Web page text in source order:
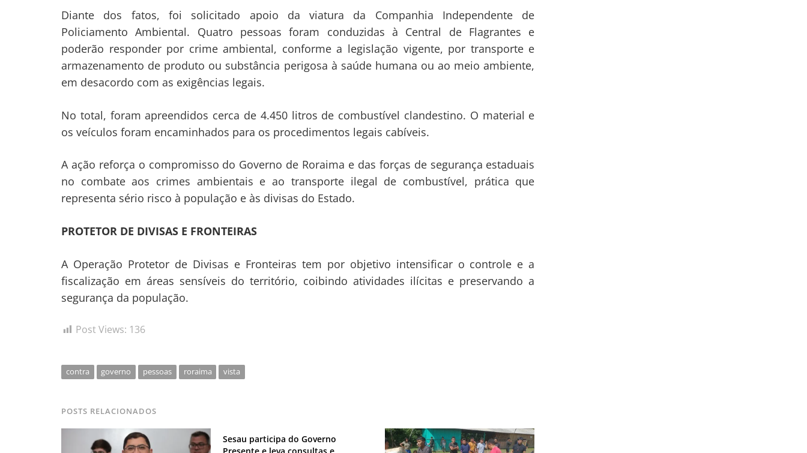
Diante dos fatos, foi solicitado apoio da viatura da Companhia Independente de
Policiamento Ambiental. Quatro pessoas foram conduzidas à Central de Flagrantes e
poderão responder por crime ambiental, conforme a legislação vigente, por transporte e
armazenamento de produto ou substância perigosa à saúde humana ou ao meio ambiente,
em desacordo com as exigências legais.
No total, foram apreendidos cerca de 4.450 litros de combustível clandestino. O material e
os veículos foram encaminhados para os procedimentos legais cabíveis.
A ação reforça o compromisso do Governo de Roraima e das forças de segurança estaduais
no combate aos crimes ambientais e ao transporte ilegal de combustível, prática que
representa sério risco à população e às divisas do Estado.
PROTETOR DE DIVISAS E FRONTEIRAS
A Operação Protetor de Divisas e Fronteiras tem por objetivo intensificar o controle e a
fiscalização em áreas sensíveis do território, coibindo atividades ilícitas e preservando a
segurança da população.
Post Views: 136
contra governo pessoas roraima vista
POSTS RELACIONADOS
Sesau participa do Governo